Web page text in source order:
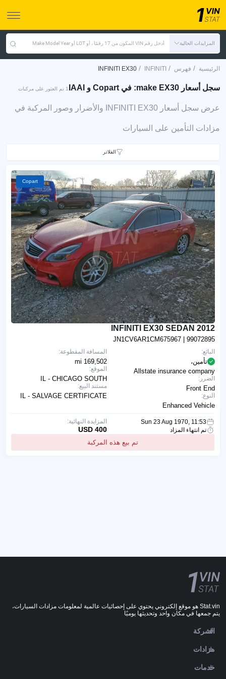
المزايدات الحالية أدخل رقم VIN المكون من 17 رقمًا ، أو LOT أو Make Model Year
الرئيسية / فهرس /
INFINITI
/
INFINITI EX30
سجل أسعار make EX30: في Copart و IAAI 1 تم العثور على مركبات
عرض سجل أسعار INFINITI EX30 والأضرار وصور المركبة في
مزادات التأمين على السيارات
الفلاتر
Copart
2012 INFINITI EX30 SEDAN
JN1CV6AR1CM675967 | 99072895
المسافة المقطوعة:
169,502 mi
الموقع:
IL - CHICAGO SOUTH
مستند البيع:
IL - SALVAGE CERTIFICATE
البائع:
تأمين،
Allstate insurance company
الضرر:
Front End
النوع:
Enhanced Vehicle
Sun 23 Aug 1970, 11:53
تم انتهاء المزاد
تم بيع هذه المركبة
المزايدة النهائية:
400 USD
Stat.vin هو موقع إلكتروني يحتوي على إحصائيات عالمية لمعلومات مزادات السيارات،
يتم جمعها في مكان واحد وتحديثها يوميًا
الشركة
مزادات
خدمات